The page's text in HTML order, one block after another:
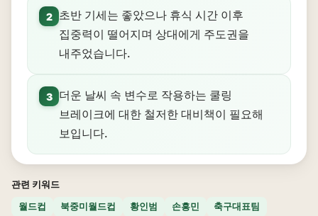
2
초반 기세는 좋았으나 휴식 시간 이후
집중력이 떨어지며 상대에게 주도권을
내주었습니다.
3
더운 날씨 속 변수로 작용하는 쿨링
브레이크에 대한 철저한 대비책이 필요해
보입니다.
관련 키워드
월드컵
북중미월드컵 황인범 손흥민 축구대표팀